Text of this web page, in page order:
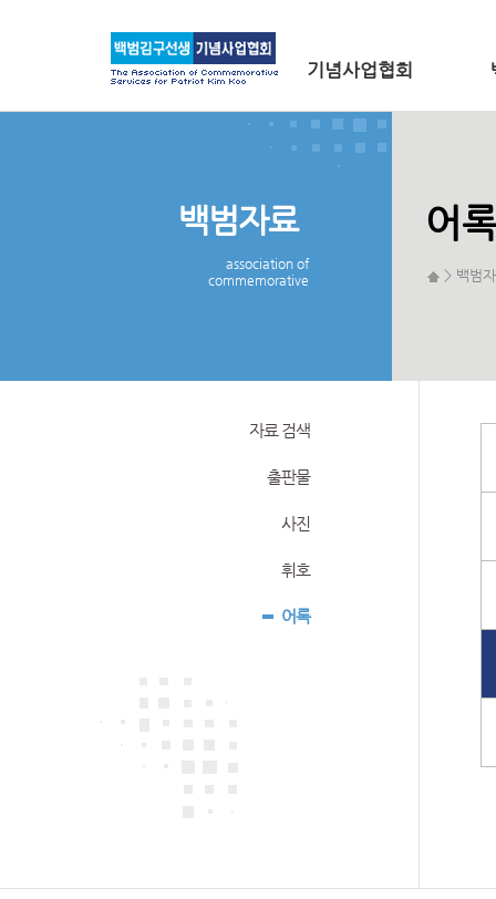
기념사업협회
백범자료
association of
commemorative
어
> 백범
자료 검색
출판물
사진
휘호
어록